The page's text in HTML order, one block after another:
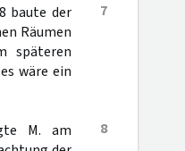
7
baute der
Räumen
späteren
wäre ein
8
M. am